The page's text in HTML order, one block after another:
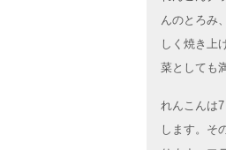
んのとろみ
しく焼き上
菜としても
れんこんは
します。そ